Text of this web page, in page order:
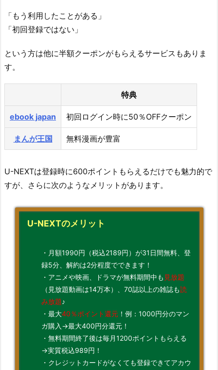
「もう利用したことがある」
「初回登録ではない」
という方は他に半額クーポンがもらえるサービスもありま
す。
特典
ebook japan 初回ログイン時に50％OFFクーポン
まんが王国 無料漫画が豊富
U-NEXTは登録時に600ポイントもらえるだけでも魅力的で
すが、さらに次のようなメリットがあります。
U-NEXTのメリット
・月額1990円（税込2189円）が31日間無料、登
録5分、解約は2分程度でできます！
・アニメや映画、ドラマが無料期間中も 見放題
（見放題動画は14万本）、70誌以上の雑誌も読
み放題♪
・最⼤40％ポイント還元！例：1000円分のマン
ガ購⼊→最⼤400円分還元！
・無料期間終了後は毎月1200ポイントもらえる
→実質税込989円！
・クレジットカードがなくても登録できてアカウ